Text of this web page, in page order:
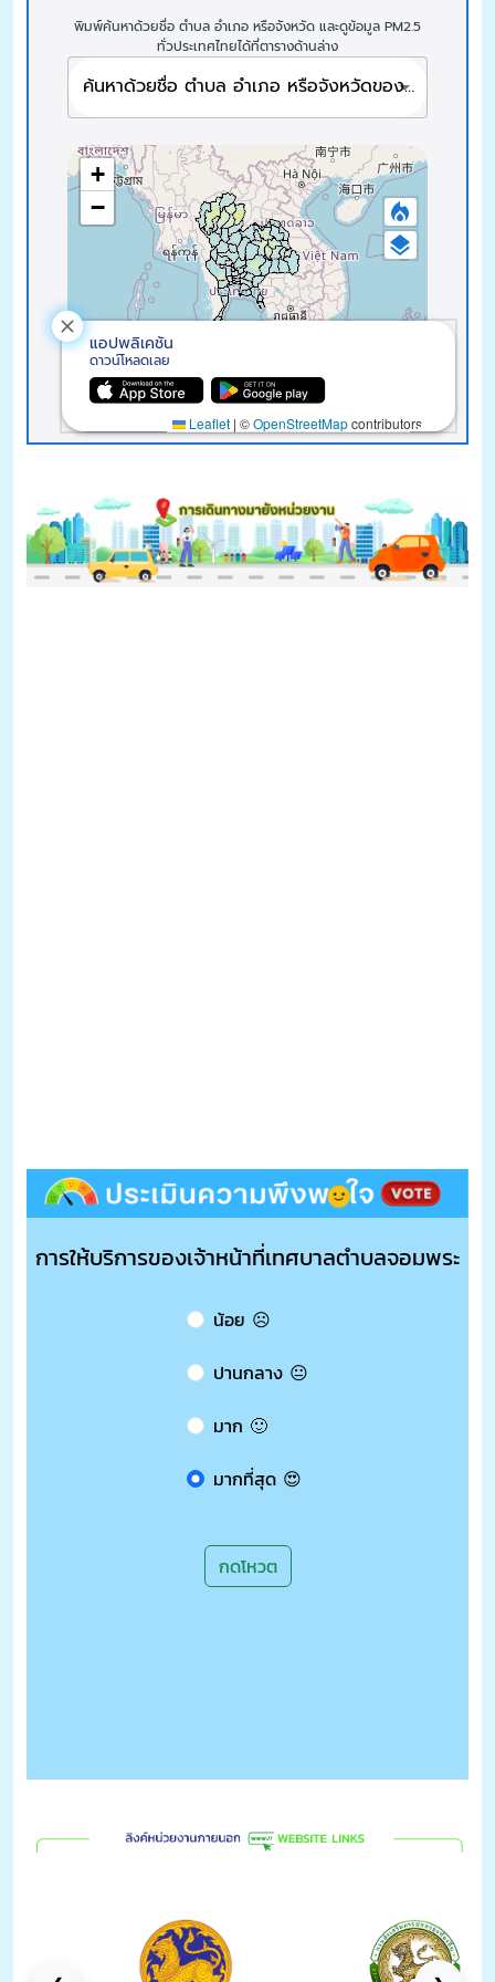
การให้บริการของเจ้าหน้าที่เทศบาลตำบลจอมพระ
น้อย ☹️
ปานกลาง 😐
มาก 🙂
มากที่สุด 😍
กดโหวต